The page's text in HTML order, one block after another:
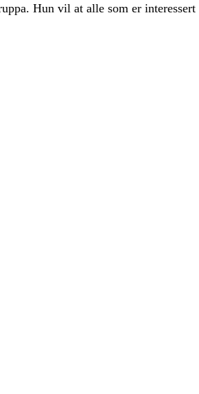
Hun vil at alle som er